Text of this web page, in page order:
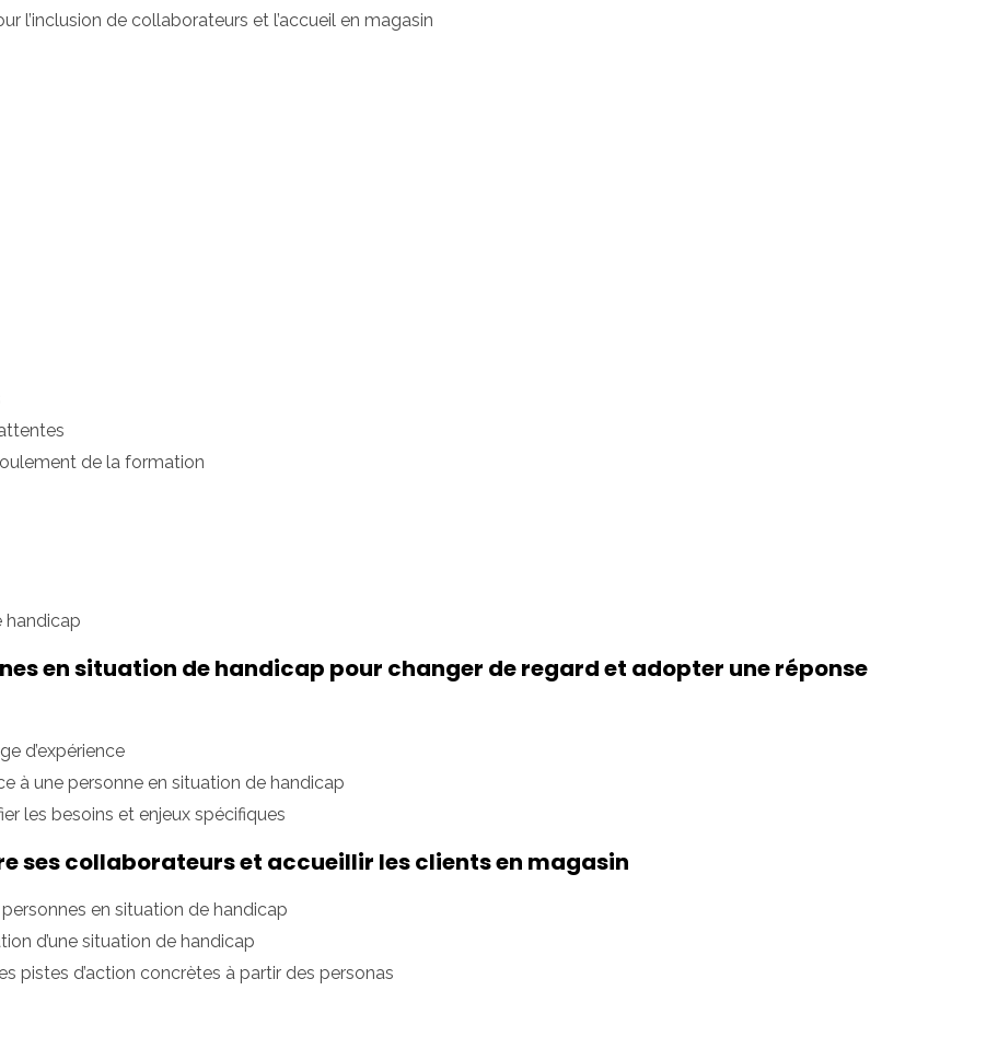
l’inclusion de collaborateurs et l’accueil en magasin
de la formation
handicap
en situation de handicap pour changer de regard et adopter une réponse
d’expérience
à une personne en situation de handicap
les besoins et enjeux spécifiques
ses collaborateurs et accueillir les clients en magasin
en situation de handicap
d’une situation de handicap
pistes d’action concrètes à partir des personas